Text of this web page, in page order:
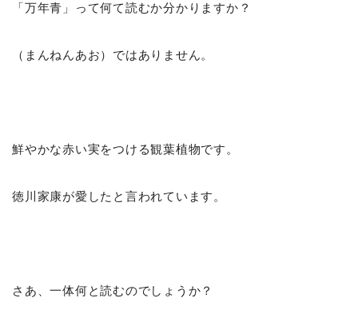
「万年青」って何て読むか分かりますか？
（まんねんあお）ではありません。
鮮やかな赤い実をつける観葉植物です。
徳川家康が愛したと言われています。
さあ、一体何と読むのでしょうか？